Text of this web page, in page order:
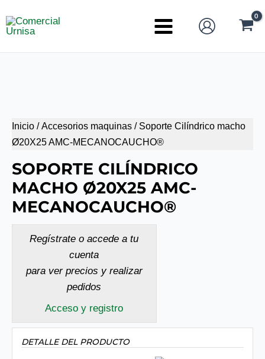
al
Main
Inicio /Accesorios maquinas / Soporte Cilíndrico macho
Ø20X25 AMC-MECANOCAUCHO®
SOPORTE CILÍNDRICO
MACHO Ø20X25 AMC-
MECANOCAUCHO®
Regístrate o accede a tu
cuenta
para ver precios y realizar
pedidos
Acceso y registro
DETALLE DEL PRODUCTO